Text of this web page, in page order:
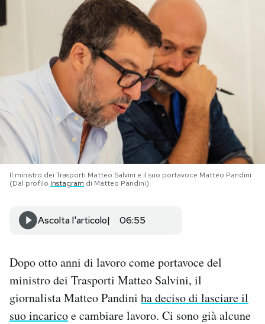
Economia
Altrecose
Mondiali calcio 2026
PODCAST
NEWSLETTER
I MIEI PREFERITI
AREA PERSONALE
Area Personale
Newsletter
Il ministro dei Trasporti Matteo Salvini e il suo portavoce Matteo Pandini
(Dal profilo Instagram di Matteo Pandini)
Ascolta l'articolo 06:55
Dopo otto anni di lavoro come portavoce del
ministro dei Trasporti Matteo Salvini, il
giornalista Matteo Pandini ha deciso di lasciare il
suo incaricoe cambiare lavoro. Ci sono già alcune